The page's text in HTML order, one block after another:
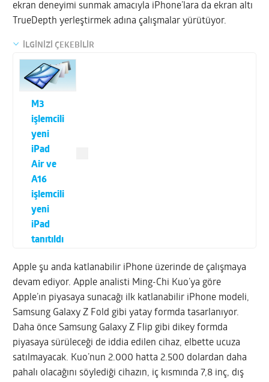
ekran deneyimi sunmak amacıyla iPhone’lara da ekran altı
TrueDepth yerleştirmek adına çalışmalar yürütüyor.
İLGİNİZİ ÇEKEBİLİR
M3
işlemcili
yeni
iPad
Air ve
A16
işlemcili
yeni
iPad
tanıtıldı
Apple şu anda katlanabilir iPhone üzerinde de çalışmaya
devam ediyor. Apple analisti Ming-Chi Kuo’ya göre
Apple’ın piyasaya sunacağı ilk katlanabilir iPhone modeli,
Samsung Galaxy Z Fold gibi yatay formda tasarlanıyor.
Daha önce Samsung Galaxy Z Flip gibi dikey formda
piyasaya sürüleceği de iddia edilen cihaz, elbette ucuza
satılmayacak. Kuo’nun 2.000 hatta 2.500 dolardan daha
pahalı olacağını söylediği cihazın, iç kısmında 7,8 inç, dış